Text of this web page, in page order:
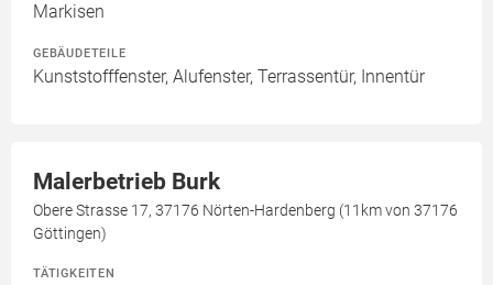
Markisen
GEBÄUDETEILE
Kunststofffenster, Alufenster, Terrassentür, Innentür
Malerbetrieb Burk
Obere Strasse 17, 37176 Nörten-Hardenberg (11km von 37176
Göttingen)
TÄTIGKEITEN